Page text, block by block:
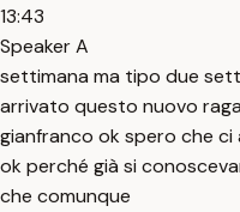
13:43
Speaker A
settimana ma tipo due
arrivato questo nuovo
gianfranco ok spero che
ok perché già si
che comunque